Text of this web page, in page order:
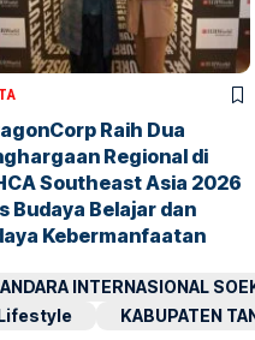
Raih Dua
Regional di
Southeast Asia 2026
Budaya Belajar dan
Kebermanfaatan
INTERNASIONAL
KABUPATEN